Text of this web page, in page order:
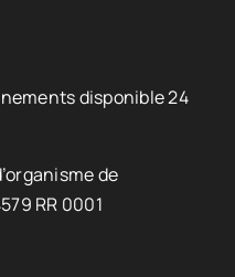
disponible 24
de
RR 0001